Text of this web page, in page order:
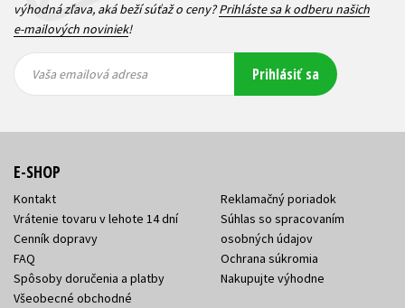
výhodná zľava, aká beží súťaž o ceny?Prihláste sa k odberu našich
e-mailových noviniek!
emailová
emailová
Vaša emailová adresa Prihlásiť sa
E-SHOP
Kontakt
Vrátenie tovaru v lehote 14 dní
Cenník dopravy
FAQ
Spôsoby doručenia a platby
Všeobecné obchodné
Reklamačný poriadok
Súhlas so spracovaním
osobných údajov
Ochrana súkromia
Nakupujte výhodne